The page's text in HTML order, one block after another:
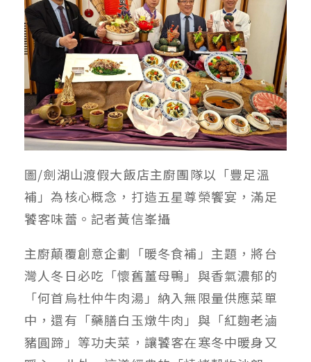
圖/劍湖山渡假大飯店主廚團隊以「豐足溫
補」為核心概念，打造五星尊榮饗宴，滿足
饕客味蕾。記者黃信峯攝
主廚顛覆創意企劃「暖冬食補」主題，將台
灣人冬日必吃「懷舊薑母鴨」與香氣濃郁的
「何首烏杜仲牛肉湯」納入無限量供應菜單
中，還有「藥膳白玉燉牛肉」與「紅麴老滷
豬圓蹄」等功夫菜，讓饕客在寒冬中暖身又